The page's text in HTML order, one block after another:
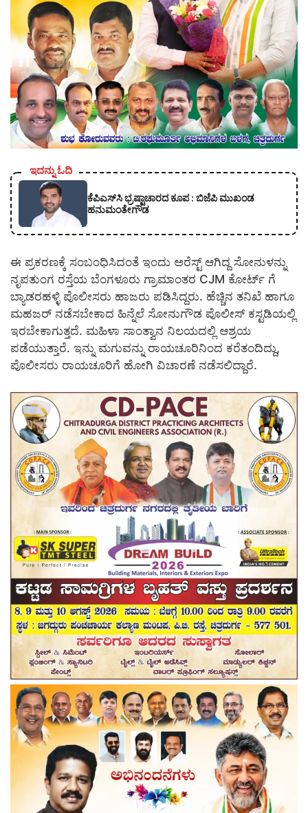
ಇದನ್ನು ಓದಿ
ಕೆಪಿಎಸ್‍ಸಿ ಭ್ರಷ್ಟಾಚಾರದ ಕೂಪ : ಬಿಜೆಪಿ ಮುಖಂಡ
ಹನುಮಂತೇಗೌಡ
ಈ ಪ್ರಕರಣಕ್ಕೆ ಸಂಬಂಧಿಸಿದಂತೆ‌ ಇಂದು ಅರೆಸ್ಟ್ ಆಗಿದ್ದ ಸೋನುಳನ್ನು
ನೃಪತುಂಗ ರಸ್ತೆಯ ಬೆಂಗಳೂರು ಗ್ರಾಮಾಂತರ CJM ಕೋರ್ಟ್ ಗೆ
ಬ್ಯಾಡರಹಳ್ಳಿ ಪೊಲೀಸರು ಹಾಜರು ಪಡಿಸಿದ್ದರು. ಹೆಚ್ಚಿನ ತನಿಖೆ ಹಾಗೂ
ಮಹಜರ್ ನಡೆಸಬೇಕಾದ ಹಿನ್ನೆಲೆ ಸೋನುಗೌಡ ಪೊಲೀಸ್ ಕಸ್ಟಡಿಯಲ್ಲಿ
ಇರಬೇಕಾಗುತ್ತದೆ. ಮಹಿಳಾ ಸಾಂತ್ವಾನ ನಿಲಯದಲ್ಲಿ ಆಶ್ರಯ
ಪಡೆಯುತ್ತಾರೆ. ಇನ್ನು ಮಗುವನ್ನು ರಾಯಚೂರಿನಿಂದ ಕರೆತಂದಿದ್ದು,
ಪೊಲೀಸರು ರಾಯಚೂರಿಗೆ ಹೋಗಿ ವಿಚಾರಣೆ ನಡೆಸಲಿದ್ದಾರೆ.